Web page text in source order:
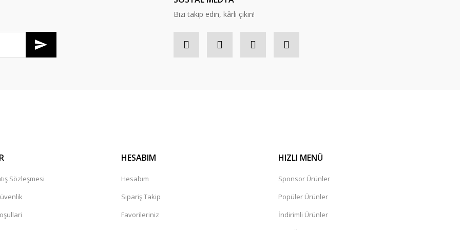
olmasına rağmen . herkese
güvenilir bir mağaza
Bizi takip edin, kârlı çıkın!
Sözleşmesi
HESABIM
Hesabım
Sipariş Takip
Favorileriniz
HIZLI MENÜ
Sponsor Ürünler
Popüler Ürünler
İndirimli Ürünler